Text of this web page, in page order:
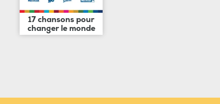
17 chansons pour
changer le monde